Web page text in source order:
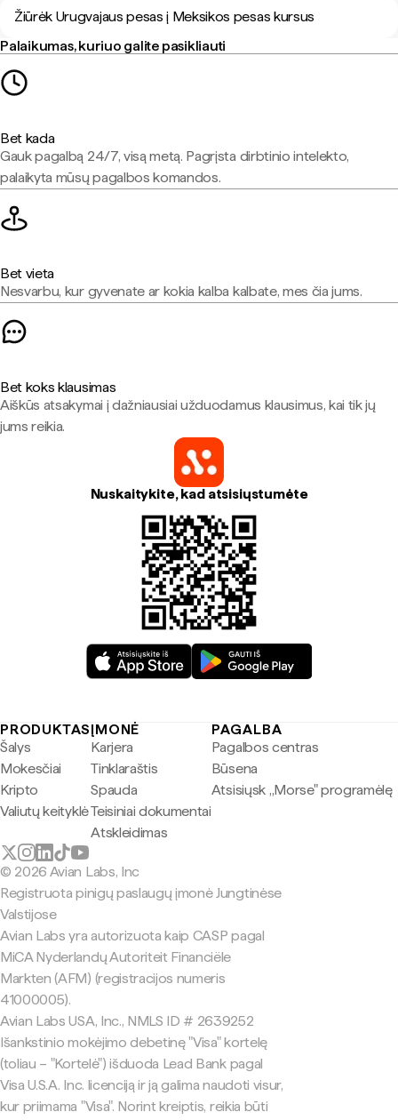
Žiūrėk Urugvajaus pesas į Meksikos pesas kursus
Palaikumas, kuriuo galite pasikliauti
Bet kada
Gauk pagalbą 24/7, visą metą. Pagrįsta dirbtinio intelekto,
palaikyta mūsų pagalbos komandos.
Bet vieta
Nesvarbu, kur gyvenate ar kokia kalba kalbate, mes čia jums.
Bet koks klausimas
Aiškūs atsakymai į dažniausiai užduodamus klausimus, kai tik jų
jums reikia.
Nuskaitykite, kad atsisiųstumėte
PRODUKTAS
Šalys
Mokesčiai
Kripto
Valiutų keityklė
ĮMONĖ
Karjera
Tinklaraštis
Spauda
Teisiniai dokumentai
Atskleidimas
PAGALBA
Pagalbos centras
Būsena
Atsisiųsk „Morse" programėlę
© 2026 Avian Labs, Inc
Registruota pinigų paslaugų įmonė Jungtinėse
Valstijose
Avian Labs yra autorizuota kaip CASP pagal
MiCA Nyderlandų Autoriteit Financiële
Markten (AFM) (registracijos numeris
41000005).
Avian Labs USA, Inc., NMLS ID # 2639252
Išankstinio mokėjimo debetinę "Visa" kortelę
(toliau – "Kortelė") išduoda Lead Bank pagal
Visa U.S.A. Inc. licenciją ir ją galima naudoti visur,
kur priimama "Visa". Norint kreiptis, reikia būti